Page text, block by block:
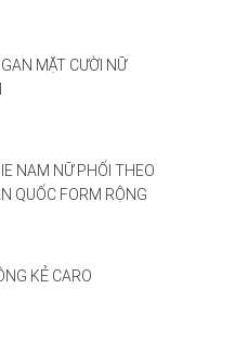
MẶT CƯỜI NỮ
NAM NỮ PHỐI THEO
QUỐC FORM RỘNG
CỰC CHẤT LƯỢNG
KẺ CARO